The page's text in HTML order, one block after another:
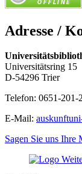
Adresse /
Universitätsring 15
D-54296 Trier
Telefon: 0651-201-
E-Mail: auskunft
Sagen Sie uns Ihre